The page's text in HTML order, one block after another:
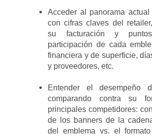
Acceder al panorama
con cifras claves del
su facturación y
participación de cada
financiera y de superficie,
y proveedores, etc.
Entender el desempeño
comparando contra su
principales competidores:
de los banners de la
del emblema vs. el formato